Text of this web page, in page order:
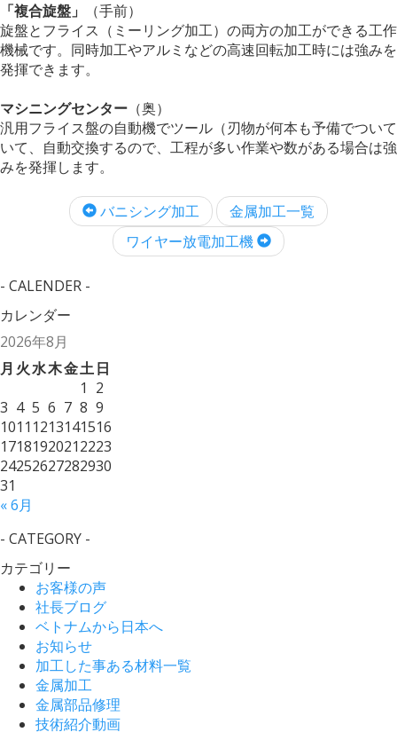
「複合旋盤」
（手前）
旋盤とフライス（ミーリング加工）の両方の加工ができる工作
機械です。同時加工やアルミなどの高速回転加工時には強みを
発揮できます。
マシニングセンター （奥）
汎用フライス盤の自動機でツール（刃物が何本も予備でついて
いて、自動交換するので、工程が多い作業や数がある場合は強
みを発揮します。
バニシング加工
金属加工一覧
ワイヤー放電加工機
- CALENDER -
カレンダー
2026年8月
月 火水木金土日
« 6月
1 2
3 4 5 6 7 8 9
1011 1213141516
17181920212223
24252627282930
31
- CATEGORY -
カテゴリー
お客様の声
社長ブログ
ベトナムから日本へ
お知らせ
加工した事ある材料一覧
金属加工
金属部品修理
技術紹介動画